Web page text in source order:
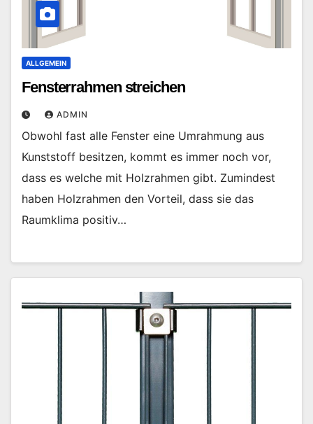
ALLGEMEIN
Fensterrahmen streichen
ADMIN
Obwohl fast alle Fenster eine Umrahmung aus
Kunststoff besitzen, kommt es immer noch vor,
dass es welche mit Holzrahmen gibt. Zumindest
haben Holzrahmen den Vorteil, dass sie das
Raumklima positiv…